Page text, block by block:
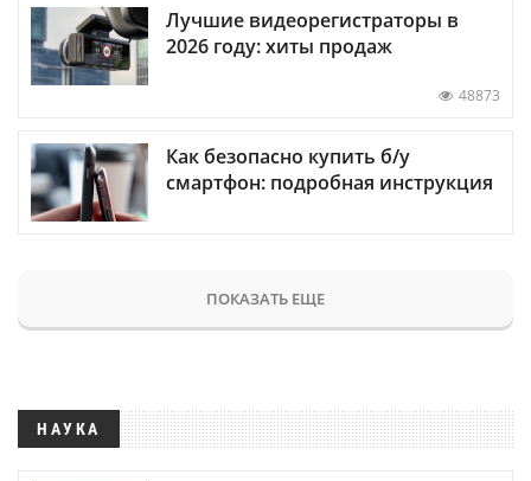
Лучшие видеорегистраторы в
2026 году: хиты продаж
48873
Как безопасно купить б/у
смартфон: подробная инструкция
ПОКАЗАТЬ ЕЩЕ
НАУКА